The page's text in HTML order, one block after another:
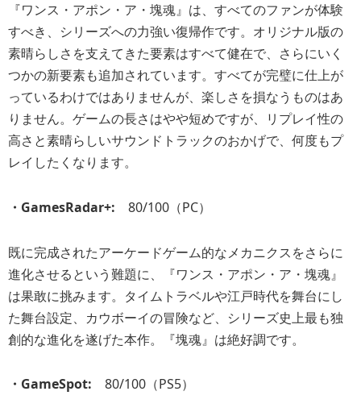
『ワンス・アポン・ア・塊魂』は、すべてのファンが体験
すべき、シリーズへの力強い復帰作です。オリジナル版の
素晴らしさを支えてきた要素はすべて健在で、さらにいく
つかの新要素も追加されています。すべてが完璧に仕上が
っているわけではありませんが、楽しさを損なうものはあ
りません。ゲームの長さはやや短めですが、リプレイ性の
高さと素晴らしいサウンドトラックのおかげで、何度もプ
レイしたくなります。
・GamesRadar+: 80/100（PC）
既に完成されたアーケードゲーム的なメカニクスをさらに
進化させるという難題に、『ワンス・アポン・ア・塊魂』
は果敢に挑みます。タイムトラベルや江戸時代を舞台にし
た舞台設定、カウボーイの冒険など、シリーズ史上最も独
創的な進化を遂げた本作。『塊魂』は絶好調です。
・GameSpot: 80/100（PS5）